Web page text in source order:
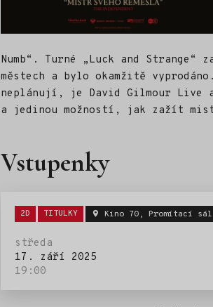
Numb“. Turné „Luck and
městech a bylo okamžitě
neplánují, je David Gilmour Live
a jedinou možností, jak zažít
Vstupenky
Štítky:
2D TITULKY Kino 70, Promítací sál
středa
17. září 2025
19:00